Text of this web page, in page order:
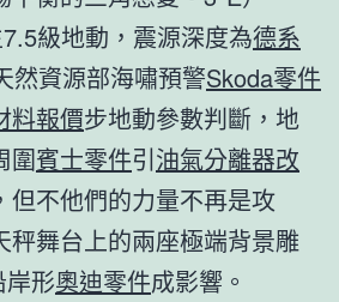
級地動，震源深度為德系
然資源部海嘯預警Skoda零件
料報價步地動參數判斷，地
圍賓士零件引油氣分離器改
但不他們的力量不再是攻
秤舞台上的兩座極端背景雕
形奧迪零件成影響。